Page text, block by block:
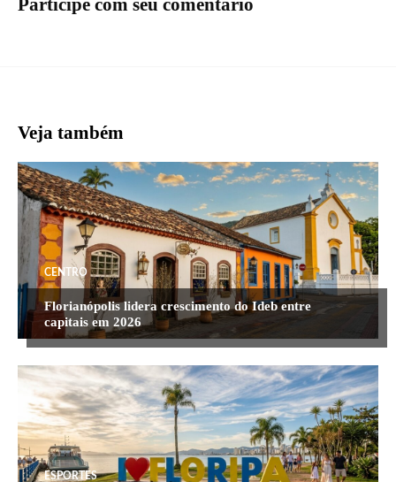
Veja também
CENTRO
Florianópolis lidera crescimento do Ideb entre
capitais em 2026
ESPORTES